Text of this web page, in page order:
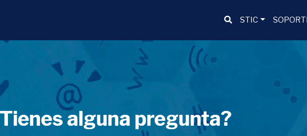
Buscador
STIC
alguna pregunta?